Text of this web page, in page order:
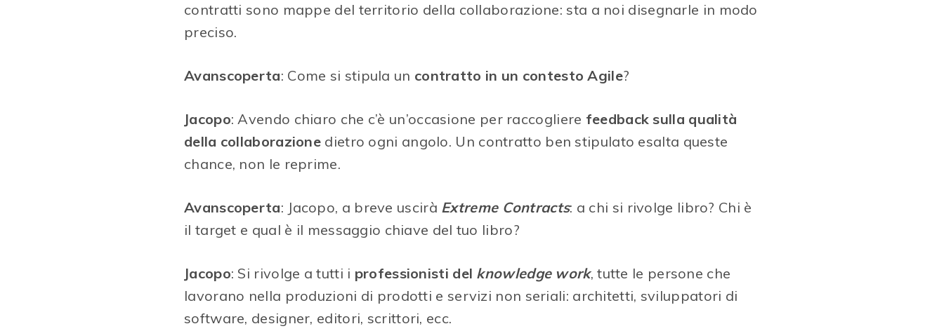
contratti sono mappe del territorio della collaborazione: sta a noi disegnarle in modo
preciso.
Avanscoperta: Come si stipula un contratto in un contesto Agile?
Jacopo: Avendo chiaro che c’è un’occasione per raccogliere feedback sulla qualità
della collaborazione dietro ogni angolo. Un contratto ben stipulato esalta queste
chance, non le reprime.
Avanscoperta: Jacopo, a breve uscirà Extreme Contracts: a chi si rivolge libro? Chi è
il target e qual è il messaggio chiave del tuo libro?
Jacopo: Si rivolge a tutti i professionisti del knowledge work, tutte le persone che
lavorano nella produzioni di prodotti e servizi non seriali: architetti, sviluppatori di
software, designer, editori, scrittori, ecc.